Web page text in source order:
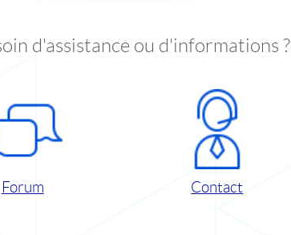
d'assistance ou d'informations ?
Forum Contact